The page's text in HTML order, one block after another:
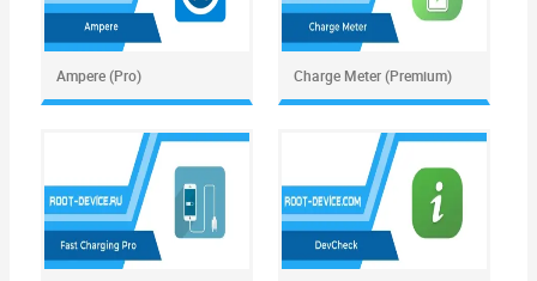
Ampere (Pro) Charge Meter (Premium)